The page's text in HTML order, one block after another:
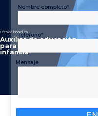
Auxiliar de educación
para
infancia
Técnico laboral en
Nombre completo*
Teléfono*
Mensaje